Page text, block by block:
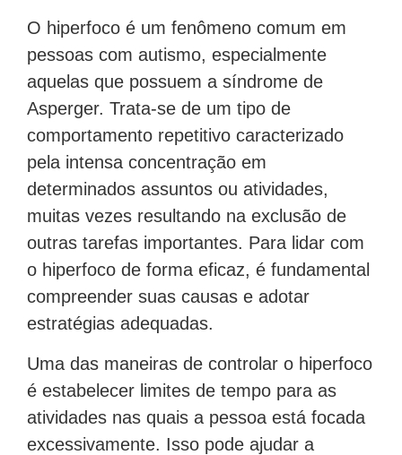
O hiperfoco é um fenômeno comum em
pessoas com autismo, especialmente
aquelas que possuem a síndrome de
Asperger. Trata-se de um tipo de
comportamento repetitivo caracterizado
pela intensa concentração em
determinados assuntos ou atividades,
muitas vezes resultando na exclusão de
outras tarefas importantes. Para lidar com
o hiperfoco de forma eficaz, é fundamental
compreender suas causas e adotar
estratégias adequadas.
Uma das maneiras de controlar o hiperfoco
é estabelecer limites de tempo para as
atividades nas quais a pessoa está focada
excessivamente. Isso pode ajudar a